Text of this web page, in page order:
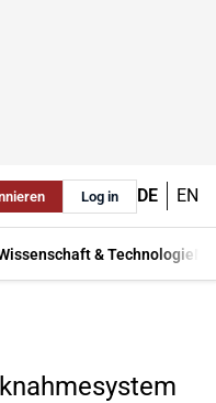
Log in DE EN
& Technologie